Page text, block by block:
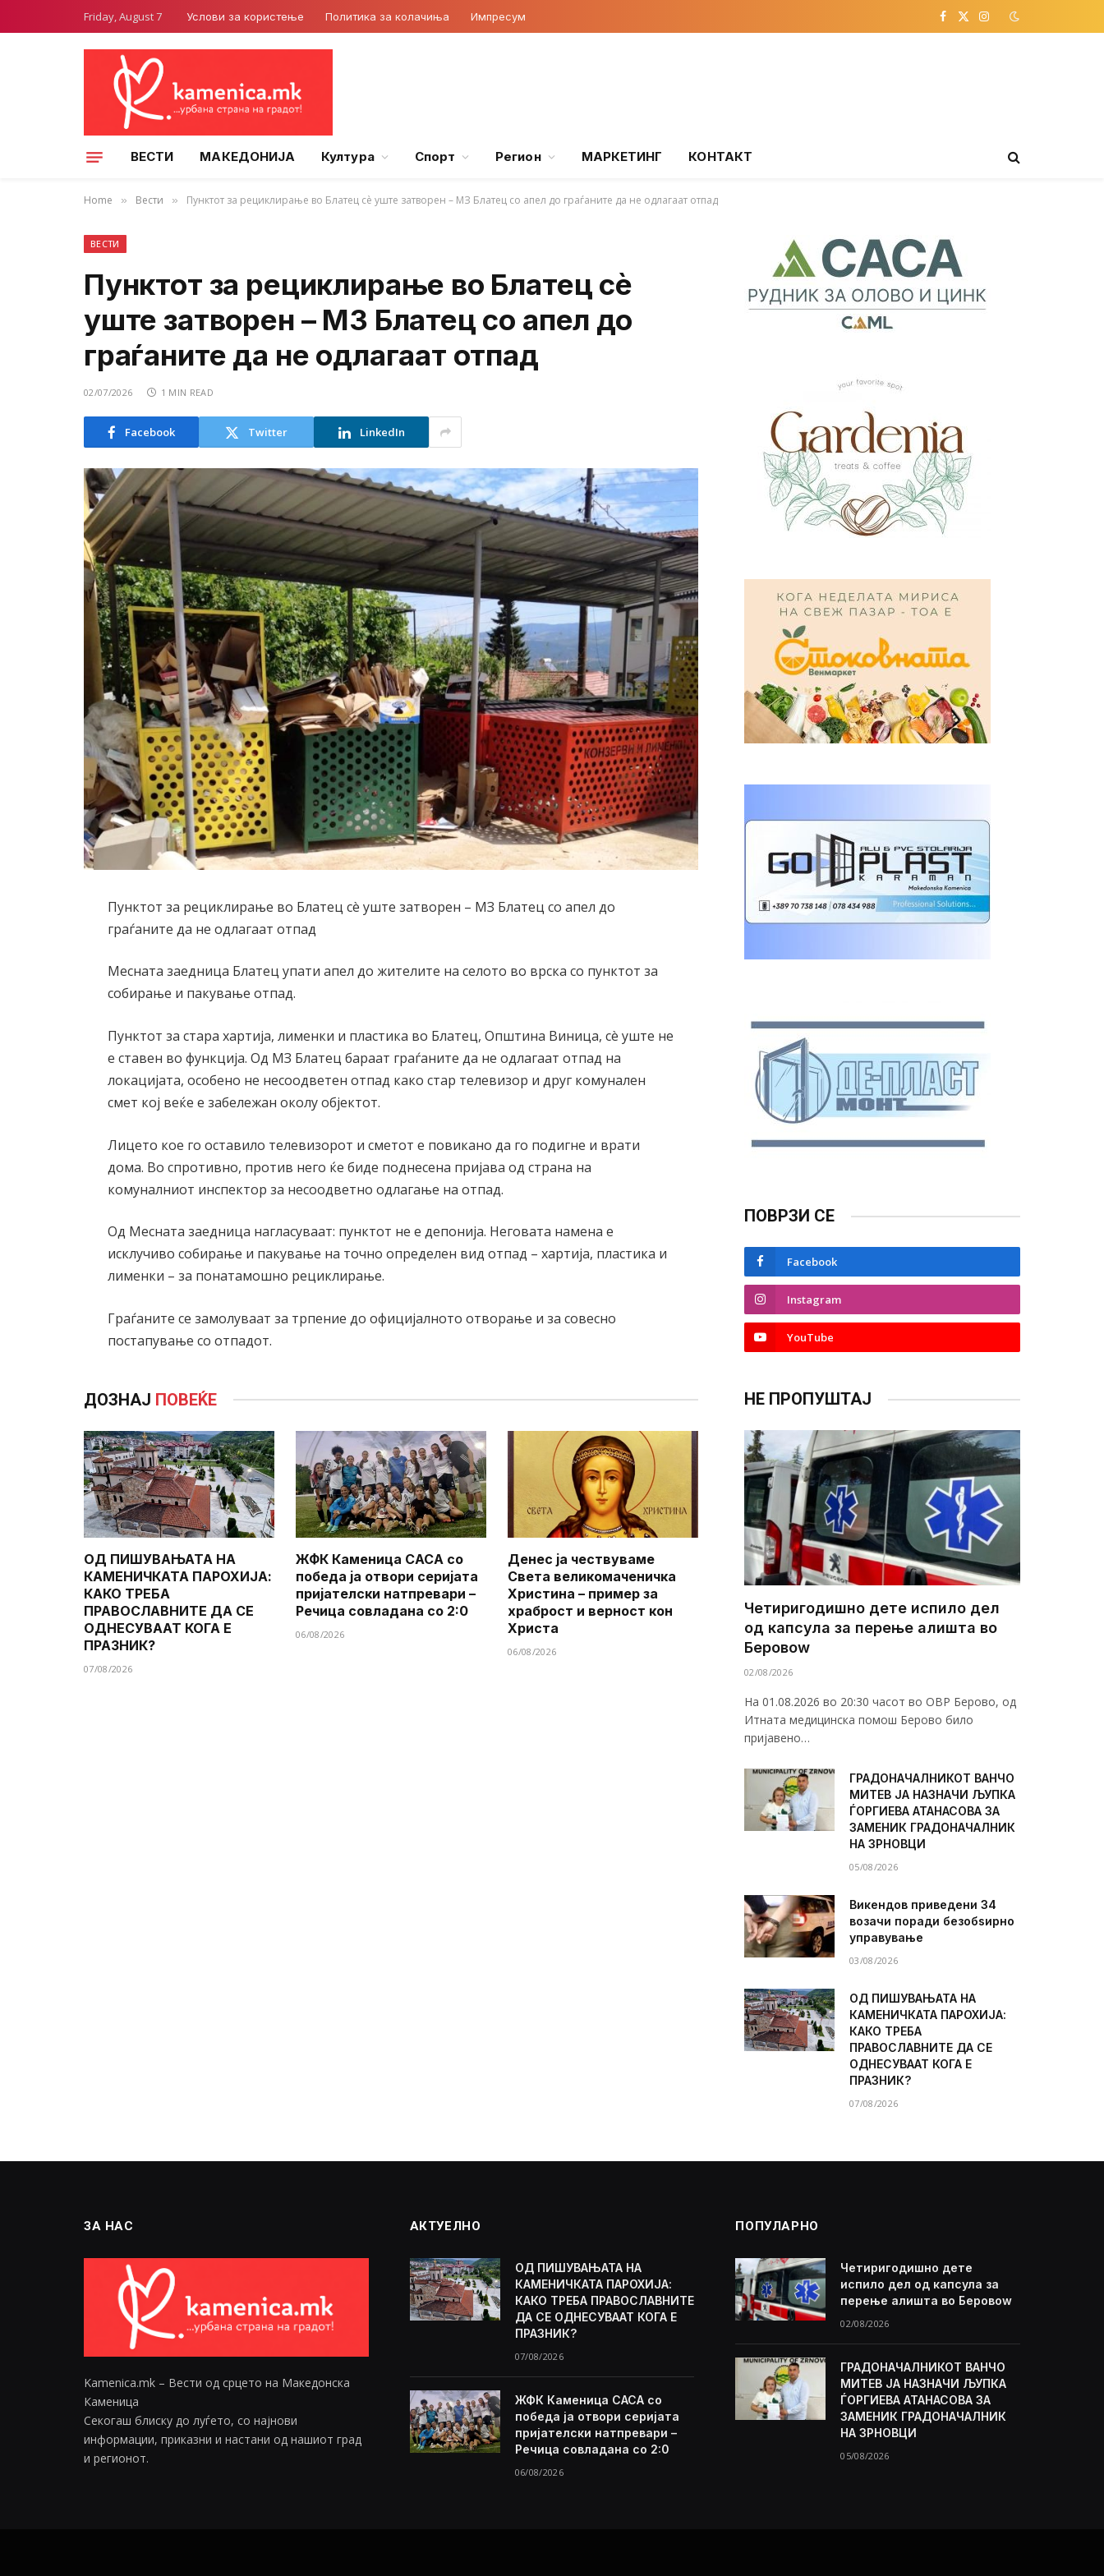
Friday, August 7 Услови за користење Политика за колачиња Импресум Facebook
X
Instagram
ВЕСТИ МАКЕДОНИЈА Култура Спорт Регион МАРКЕТИНГ КОНТАКТ
Home » Вести » Пунктот за рециклирање во Блатец сè уште затворен – МЗ Блатец со апел до граѓаните да не одлагаат отпад
ВЕСТИ
Пунктот за рециклирање во Блатец сè
уште затворен – МЗ Блатец со апел до
граѓаните да не одлагаат отпад
02/07/2026 1 MIN READ
Facebook Twitter LinkedIn
Пунктот за рециклирање во Блатец сè уште затворен – МЗ Блатец со апел до
граѓаните да не одлагаат отпад
Месната заедница Блатец упати апел до жителите на селото во врска со пунктот за
собирање и пакување отпад.
Пунктот за стара хартија, лименки и пластика во Блатец, Општина Виница, сè уште не
е ставен во функција. Од МЗ Блатец бараат граѓаните да не одлагаат отпад на
локацијата, особено не несоодветен отпад како стар телевизор и друг комунален
смет кој веќе е забележан околу објектот.
Лицето кое го оставило телевизорот и сметот е повикано да го подигне и врати
дома. Во спротивно, против него ќе биде поднесена пријава од страна на
комуналниот инспектор за несоодветно одлагање на отпад.
Од Месната заедница нагласуваат: пунктот не е депонија. Неговата намена е
исклучиво собирање и пакување на точно определен вид отпад – хартија, пластика и
лименки – за понатамошно рециклирање.
Граѓаните се замолуваат за трпение до официјалното отворање и за совесно
постапување со отпадот.
ДОЗНАЈ ПОВЕЌЕ
ОД ПИШУВАЊАТА НА
КАМЕНИЧКАТА ПАРОХИЈА:
КАКО ТРЕБА
ПРАВОСЛАВНИТЕ ДА СЕ
ОДНЕСУВААТ КОГА Е
ПРАЗНИК?
07/08/2026
ЖФК Каменица САСА со
победа ја отвори серијата
пријателски натпревари –
Речица совладана со 2:0
06/08/2026
Денес ја чествуваме
Света великомаченичка
Христина – пример за
храброст и верност кон
Христа
06/08/2026
ПОВРЗИ СЕ
Facebook
Instagram
YouTube
НЕ ПРОПУШТАЈ
Четиригодишно дете испило дел
од капсула за перење алишта во
Беровоw
02/08/2026
На 01.08.2026 во 20:30 часот во ОВР Берово, од
Итната медицинска помош Берово било
пријавено…
ГРАДОНАЧАЛНИКОТ ВАНЧО
МИТЕВ ЈА НАЗНАЧИ ЉУПКА
ЃОРГИЕВА АТАНАСОВА ЗА
ЗАМЕНИК ГРАДОНАЧАЛНИК
НА ЗРНОВЦИ
05/08/2026
Викендов приведени 34
возачи поради безобѕирно
управување
03/08/2026
ОД ПИШУВАЊАТА НА
КАМЕНИЧКАТА ПАРОХИЈА:
КАКО ТРЕБА
ПРАВОСЛАВНИТЕ ДА СЕ
ОДНЕСУВААТ КОГА Е
ПРАЗНИК?
07/08/2026
ЗА НАС
Kamenica.mk – Вести од срцето на Македонска
Каменица
Секогаш блиску до луѓето, со најнови
информации, приказни и настани од нашиот град
и регионот.
АКТУЕЛНО
ОД ПИШУВАЊАТА НА
КАМЕНИЧКАТА ПАРОХИЈА:
КАКО ТРЕБА ПРАВОСЛАВНИТЕ
ДА СЕ ОДНЕСУВААТ КОГА Е
ПРАЗНИК?
07/08/2026
ЖФК Каменица САСА со
победа ја отвори серијата
пријателски натпревари –
Речица совладана со 2:0
06/08/2026
ПОПУЛАРНО
Четиригодишно дете
испило дел од капсула за
перење алишта во Беровоw
02/08/2026
ГРАДОНАЧАЛНИКОТ ВАНЧО
МИТЕВ ЈА НАЗНАЧИ ЉУПКА
ЃОРГИЕВА АТАНАСОВА ЗА
ЗАМЕНИК ГРАДОНАЧАЛНИК
НА ЗРНОВЦИ
05/08/2026